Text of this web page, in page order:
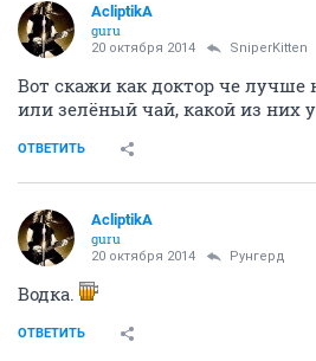
AcliptikA
guru
20 октября 2014 SniperKitten
Вот скажи как доктор че
или зелёный чай, какой из них
ОТВЕТИТЬ
AcliptikA
guru
20 октября 2014 Рунгерд
Водка.
ОТВЕТИТЬ